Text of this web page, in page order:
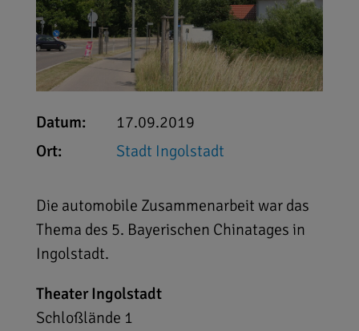
Datum:
17.09.2019
Ort:
Stadt Ingolstadt
Die automobile Zusammenarbeit war das
Thema des 5. Bayerischen Chinatages in
Ingolstadt.
Theater Ingolstadt
Schloßlände 1